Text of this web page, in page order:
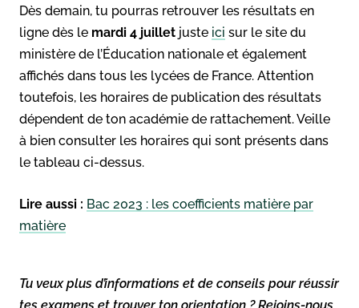
Dès demain, tu pourras retrouver les résultats en
ligne dès le mardi 4 juillet juste ici sur le site du
ministère de l’Éducation nationale et également
affichés dans tous les lycées de France. Attention
toutefois, les horaires de publication des résultats
dépendent de ton académie de rattachement. Veille
à bien consulter les horaires qui sont présents dans
le tableau ci-dessus.
Lire aussi : Bac 2023 : les coefficients matière par
matière
Tu veux plus d’informations et de conseils pour réussir